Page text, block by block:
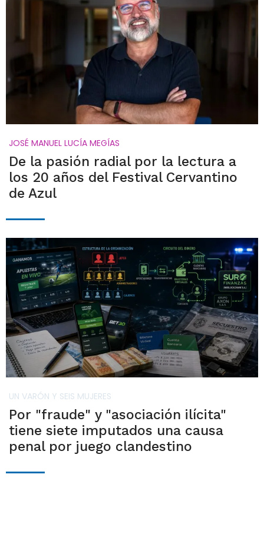
JOSÉ MANUEL LUCÍA MEGÍAS
De la pasión radial por la lectura a
los 20 años del Festival Cervantino
de Azul
UN VARÓN Y SEIS MUJERES
Por "fraude" y "asociación ilícita"
tiene siete imputados una causa
penal por juego clandestino